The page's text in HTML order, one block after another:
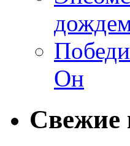
Он
Свежие